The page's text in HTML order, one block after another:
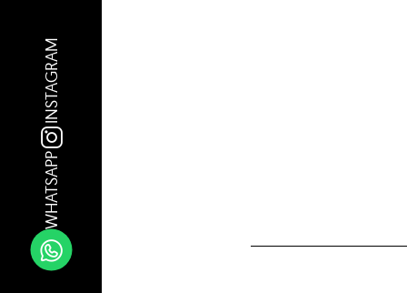
WHATSAPP
INSTAGRAM